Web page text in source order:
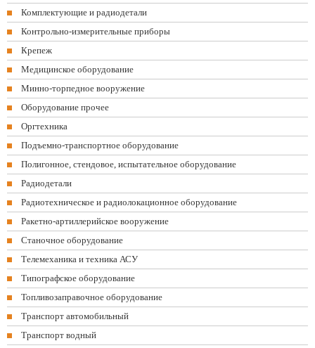
Комплектующие и радиодетали
Контрольно-измерительные приборы
Крепеж
Медицинское оборудование
Минно-торпедное вооружение
Оборудование прочее
Оргтехника
Подъемно-транспортное оборудование
Полигонное, стендовое, испытательное оборудование
Радиодетали
Радиотехническое и радиолокационное оборудование
Ракетно-артиллерийское вооружение
Станочное оборудование
Телемеханика и техника АСУ
Типографское оборудование
Топливозаправочное оборудование
Транспорт автомобильный
Транспорт водный